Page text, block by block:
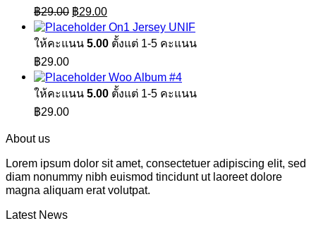
฿29.00 Original
price
was:
฿29.00.
฿29.00Current
price
is:
฿29.00.
On1 Jersey UNIF
ให้คะแนน 5.00 ตั้งแต่ 1-5 คะแนน
฿29.00
Woo Album #4
ให้คะแนน 5.00 ตั้งแต่ 1-5 คะแนน
฿29.00
About us
Lorem ipsum dolor sit amet, consectetuer adipiscing elit, sed
diam nonummy nibh euismod tincidunt ut laoreet dolore
magna aliquam erat volutpat.
Latest News